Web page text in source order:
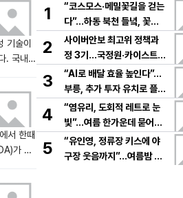
에 따르면 이날 장중 기준 노타 주가는
로 전일 대비 9.24% 하락 중이다. 장
기술이
. 국내
리밍 등
모든
환경 조
업계에
서 한때
가 20
점으로
1
“코스모스·메밀꽃길을 걷는
다”…하동 북천 들녘, 꽃과
노래로 물드는 가을의 하루
2
사이버안보 최고위 정책과
정 3기…국정원·카이스트,
리더 안보역량 키운다
3
“AI로 배달 효율 높인다”…
부릉, 추가 투자 유치로 플랫
폼 혁신 가속
4
“염유리, 도회적 레트로 눈
빛”…여름 한가운데 묻어난
자유의 감각→팬들 궁금증
증폭
5
“유인영, 정류장 키스에 야
구장 웃음까지”…여름밤 마